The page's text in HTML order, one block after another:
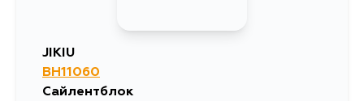
JIKIU
BH11060
Сайлентблок